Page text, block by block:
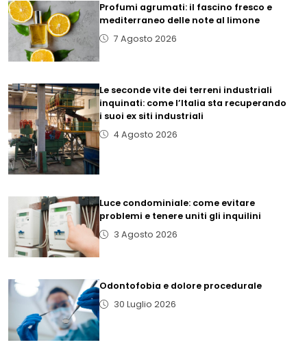
Profumi agrumati: il fascino fresco e
mediterraneo delle note al limone
7 Agosto 2026
Le seconde vite dei terreni industriali
inquinati: come l’Italia sta recuperando
i suoi ex siti industriali
4 Agosto 2026
Luce condominiale: come evitare
problemi e tenere uniti gli inquilini
3 Agosto 2026
Odontofobia e dolore procedurale
30 Luglio 2026